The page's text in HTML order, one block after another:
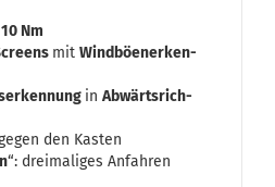
10 Nm
mit Wind­bö­en­er­ken­
in Ab­wärts­rich­
den Kas­ten
“: drei­ma­li­ges An­fah­ren